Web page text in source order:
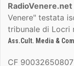
RadioVenere.net
Venere" testata
tribunale di Locri
Ass.Cult. Media &
CF